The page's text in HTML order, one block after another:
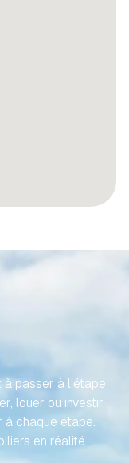
à passer à l'étape
louer ou investir,
à chaque étape.
en réalité.